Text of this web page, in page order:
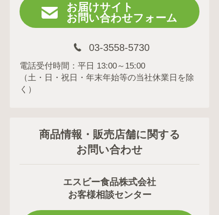
お届けサイト
お問い合わせフォーム
03-3558-5730
電話受付時間：平日 13:00～15:00
（土・日・祝日・年末年始等の当社休業日を除
く）
商品情報・販売店舗に関する
お問い合わせ
エスビー食品株式会社
お客様相談センター